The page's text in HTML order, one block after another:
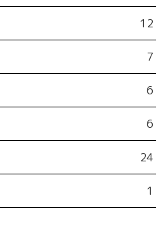
12
7
6
6
24
1